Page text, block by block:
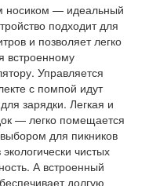
носиком — идеальный
подходит для
и позволяет легко
встроенному
Управляется
с помпой идут
зарядки. Легкая и
— легко помещается
для пикников
чистых
А встроенный
долгую